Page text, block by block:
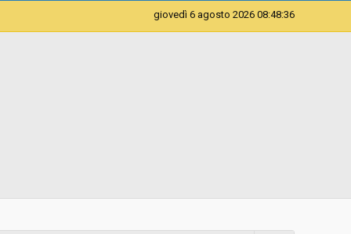
giovedì 6 agosto 2026 08:48:37